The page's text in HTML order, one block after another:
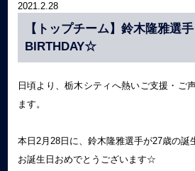
2021.2.28
【トップチーム】鈴木隆雅
BIRTHDAY☆
日頃より、栃木シティへ熱いご支援・ご
ます。
本日2月28日に、鈴木隆雅選手が27歳の誕
お誕生日おめでとうございます☆